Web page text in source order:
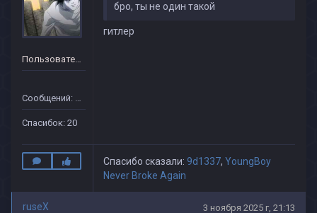
Пользователь
Сообщений: 20
Спасибок: 20
бро, ты не один такой
гитлер
Спасибо сказали: 9d1337, YoungBoy
Never Broke Again
ruseX 3 ноября 2025 г, 21:13